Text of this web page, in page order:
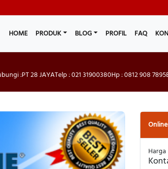
HOME PRODUK BLOG PROFIL FAQ
:PT 28 JAYATelp : 021 31900380Hp : 0812 908
Harga